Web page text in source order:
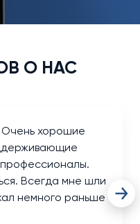
О НАС
Очень хорошие
Всегда мне шли
немного раньше